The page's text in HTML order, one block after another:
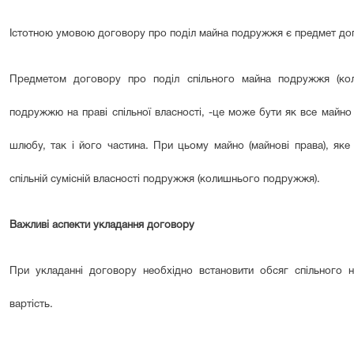
Істотною умовою договору про поділ майна подружжя є предмет
Предметом договору про поділ спільного майна подружжя
подружжю на праві спільної власності, -це може бути як все
шлюбу, так і його частина. При цьому майно (майнові права),
спільній сумісній власності подружжя (колишнього подружжя).
Важливі аспекти укладання договору
При укладанні договору необхідно встановити обсяг
вартість.